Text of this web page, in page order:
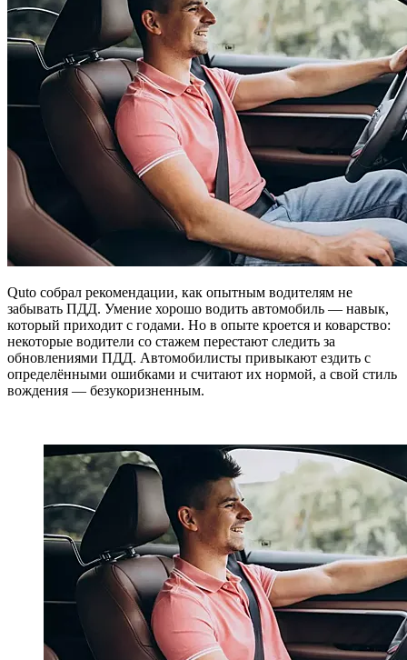
Quto собрал рекомендации, как опытным водителям не
забывать ПДД. Умение хорошо водить автомобиль — навык,
который приходит с годами. Но в опыте кроется и коварство:
некоторые водители со стажем перестают следить за
обновлениями ПДД. Автомобилисты привыкают ездить с
определёнными ошибками и считают их нормой, а свой стиль
вождения — безукоризненным.